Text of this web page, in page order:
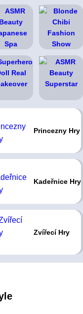
Princezny Hry
Kadeřnice Hry
Zvířecí Hry